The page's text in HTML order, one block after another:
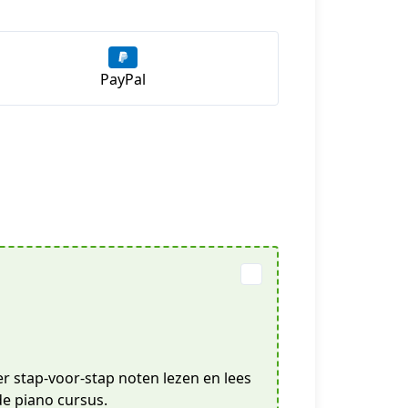
PayPal
stap-voor-stap noten lezen en lees
piano cursus.